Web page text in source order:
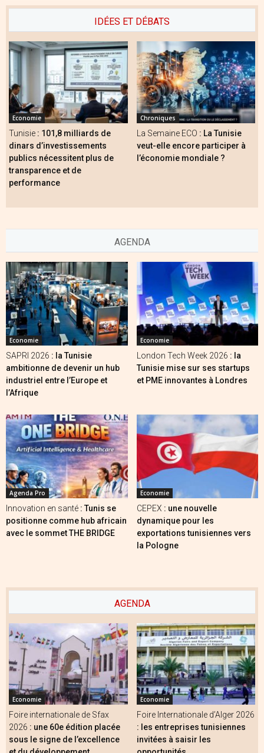
IDÉES ET DÉBATS
Economie
Tunisie : 101,8 milliards de
dinars d’investissements
publics nécessitent plus de
transparence et de
performance
Chroniques
La Semaine ECO : La Tunisie
veut-elle encore participer à
l’économie mondiale ?
AGENDA
Economie
SAPRI 2026 : la Tunisie
ambitionne de devenir un hub
industriel entre l’Europe et
l’Afrique
Economie
London Tech Week 2026 : la
Tunisie mise sur ses startups
et PME innovantes à Londres
Agenda Pro
Innovation en santé : Tunis se
positionne comme hub africain
avec le sommet THE BRIDGE
Economie
CEPEX : une nouvelle
dynamique pour les
exportations tunisiennes vers
la Pologne
AGENDA
Economie
Foire internationale de Sfax
2026 : une 60e édition placée
sous le signe de l’excellence
Economie
Foire Internationale d’Alger 2026
: les entreprises tunisiennes
invitées à saisir les